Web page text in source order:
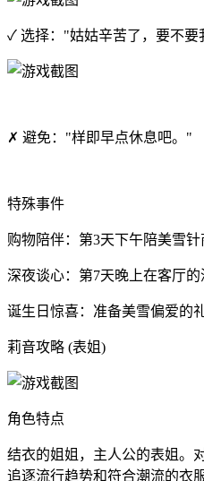
✓ 选择："姑姑辛苦了，要不要
✗ 避免："样即早点休息吧。"
特殊事件
购物陪伴：第3天下午陪美雪
深夜谈心：第7天晚上在客厅
诞生日惊喜：准备美雪偏爱的
莉音攻略 (表姐)
角色特点
结衣的姐姐，主人公的表姐。
追逐流行趋势和符合潮流的衣